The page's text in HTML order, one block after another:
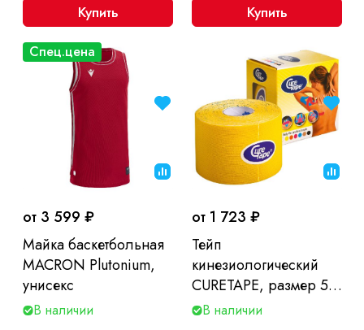
Купить Купить
Спец.цена
от 3 599 ₽
Майка баскетбольная
MACRON Plutonium,
унисекс
В наличии
от 1 723 ₽
Тейп
кинезиологический
CURETAPE, размер 5
см x 5 м
В наличии